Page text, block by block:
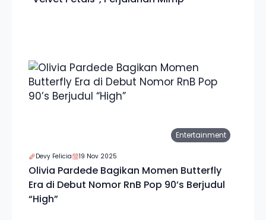
Entertainment
Devy Felicia 19 Nov 2025
Olivia Pardede Bagikan Momen Butterfly
Era di Debut Nomor RnB Pop 90’s Berjudul
“High”